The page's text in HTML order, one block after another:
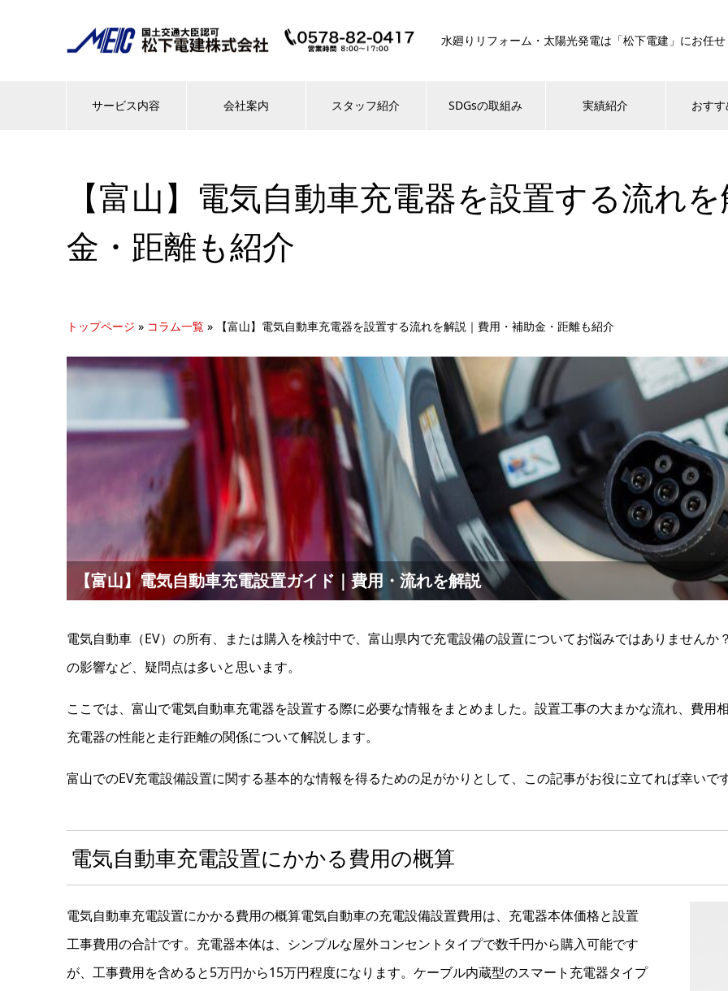
水廻りリフォーム・太陽光発電は「松下電建」にお任
サービス内容 会社案内 スタッフ紹介 SDGsの取組み 実績紹介 おす
【富山】電気自動車充電器を設置する流れ
金・距離も紹介
トップページ » コラム一覧 » 【富山】電気自動車充電器を設置する流れを解説｜費用・補助金・距離も紹介
【富山】電気自動車充電設置ガイド｜費用・流れを解説
電気自動車（EV）の所有、または購入を検討中で、富山県内で充電設備の設置についてお悩みではありません
の影響など、疑問点は多いと思います。
ここでは、富山で電気自動車充電器を設置する際に必要な情報をまとめました。設置工事の大まかな流れ、費用
充電器の性能と走行距離の関係について解説します。
富山でのEV充電設備設置に関する基本的な情報を得るための足がかりとして、この記事がお役に立てれば幸いで
電気自動車充電設置にかかる費用の概算
電気自動車充電設置にかかる費用の概算電気自動車の充電設備設置費用は、充電器本体価格と設置
工事費用の合計です。充電器本体は、シンプルな屋外コンセントタイプで数千円から購入可能です
が、工事費用を含めると5万円から15万円程度になります。ケーブル内蔵型のスマート充電器タイプ